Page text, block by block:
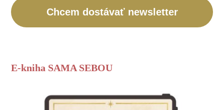
Chcem dostávať newsletter
E-kniha SAMA SEBOU